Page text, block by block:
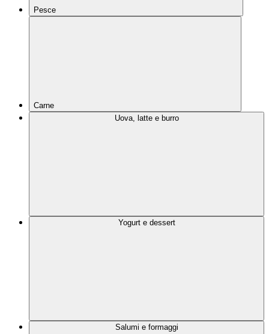
Pesce
Carne
Uova, latte e burro
Yogurt e dessert
Salumi e formaggi